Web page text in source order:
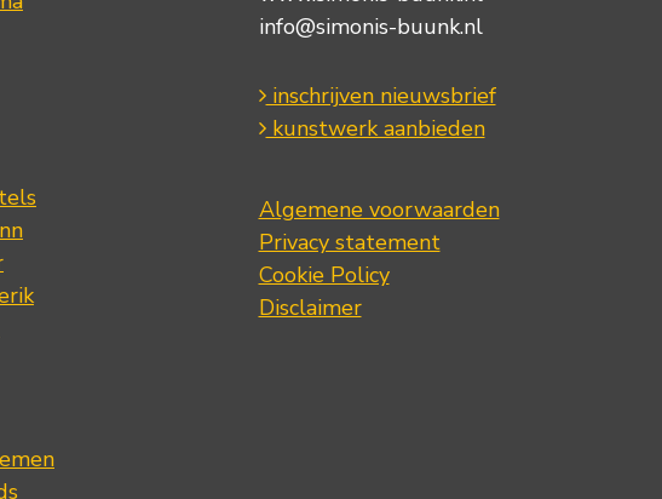
info@simonis-buunk.nl
inschrijven nieuwsbrief
kunstwerk aanbieden
Algemene voorwaarden
Privacy statement
Cookie Policy
Disclaimer